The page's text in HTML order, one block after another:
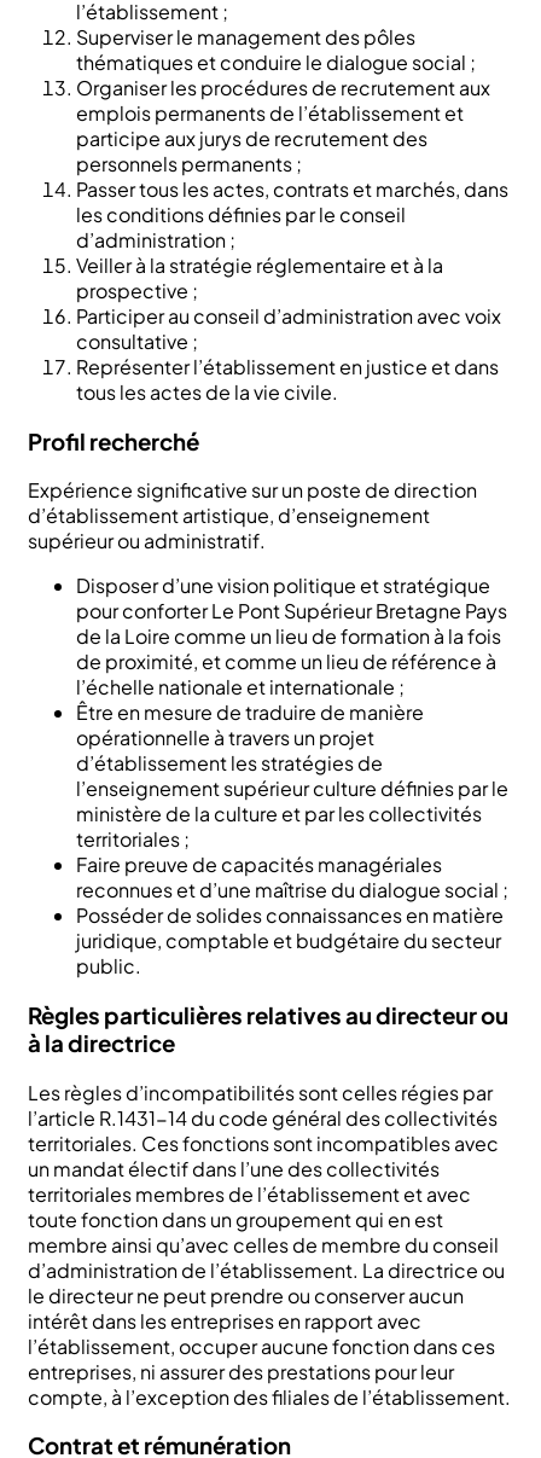
l’établissement ;
Superviser le management des pôles
thématiques et conduire le dialogue social ;
Organiser les procédures de recrutement aux
emplois permanents de l’établissement et
participe aux jurys de recrutement des
personnels permanents ;
Passer tous les actes, contrats et marchés, dans
les conditions définies par le conseil
d’administration ;
Veiller à la stratégie réglementaire et à la
prospective ;
Participer au conseil d’administration avec voix
consultative ;
Représenter l’établissement en justice et dans
tous les actes de la vie civile.
Profil recherché
Expérience significative sur un poste de direction
d’établissement artistique, d’enseignement
supérieur ou administratif.
Disposer d’une vision politique et stratégique
pour conforter Le Pont Supérieur Bretagne Pays
de la Loire comme un lieu de formation à la fois
de proximité, et comme un lieu de référence à
l’échelle nationale et internationale ;
Être en mesure de traduire de manière
opérationnelle à travers un projet
d’établissement les stratégies de
l’enseignement supérieur culture définies par le
ministère de la culture et par les collectivités
territoriales ;
Faire preuve de capacités managériales
reconnues et d’une maîtrise du dialogue social ;
Posséder de solides connaissances en matière
juridique, comptable et budgétaire du secteur
public.
Règles particulières relatives au directeur ou
à la directrice
Les règles d’incompatibilités sont celles régies par
l’article R.1431-14 du code général des collectivités
territoriales. Ces fonctions sont incompatibles avec
un mandat électif dans l’une des collectivités
territoriales membres de l’établissement et avec
toute fonction dans un groupement qui en est
membre ainsi qu’avec celles de membre du conseil
d’administration de l’établissement. La directrice ou
le directeur ne peut prendre ou conserver aucun
intérêt dans les entreprises en rapport avec
l’établissement, occuper aucune fonction dans ces
entreprises, ni assurer des prestations pour leur
compte, à l’exception des filiales de l’établissement.
Contrat et rémunération